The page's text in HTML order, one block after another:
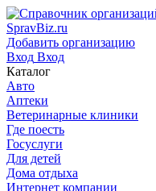
SpravBiz.ru
Добавить организацию
Вход Вход
Каталог
Авто
Аптеки
Ветеринарные клиники
Где поесть
Госуслуги
Для детей
Дома отдыха
Интернет компании